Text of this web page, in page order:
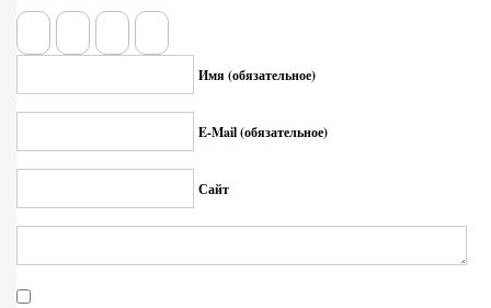
Имя (обязательное)
E-Mail (обязательное)
Сайт